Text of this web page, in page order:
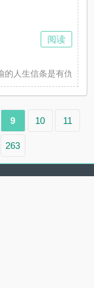
人生信条是有仇必
阅读
9 10 11
263